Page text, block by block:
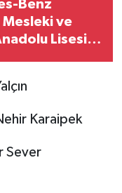
Benz
Mesleki ve
Lisesi
Karaipek
Sever